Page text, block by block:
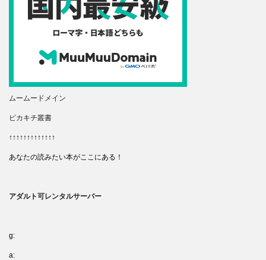
ムームードメイン
ピカキチ叢書
↑↑↑↑↑↑↑↑↑↑↑↑↑
あなたの読みたい本がここにある！
アダルト可レンタルサーバー
g:
a: